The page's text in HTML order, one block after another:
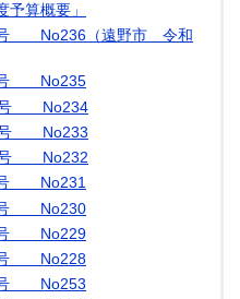
算概要」
号 No236（遠野市 令和
号 No235
号 No234
号 No233
号 No232
号 No231
号 No230
号 No229
号 No228
号 No253